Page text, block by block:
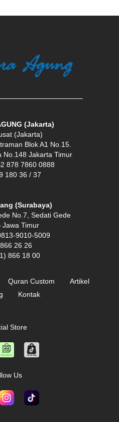
(Jakarta)
(Jakarta)
Blok A1 No.15.
No.148 Jakarta Timur
878 7860 0888
180 36 / 37
(Surabaya)
No.7, Sedati Gede
Jawa Timur
9010-5009
26 26
866 18 00
Quran Custom
Artikel
Kontak
Store
Us